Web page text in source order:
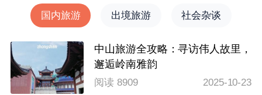
国内旅游 出境旅游 社会杂谈
中山旅游全攻略：寻访伟人故里，
邂逅岭南雅韵
阅读 8909 2025-10-23